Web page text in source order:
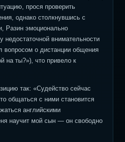
прося проверить
однако столкнувшись с
Разин эмоционально
недостаточной внимательности
вопросом о дистанции общения
на ты?»), что привело к
так: «Судейство сейчас
общаться с ними становится
английскими
научит мой сын — он свободно